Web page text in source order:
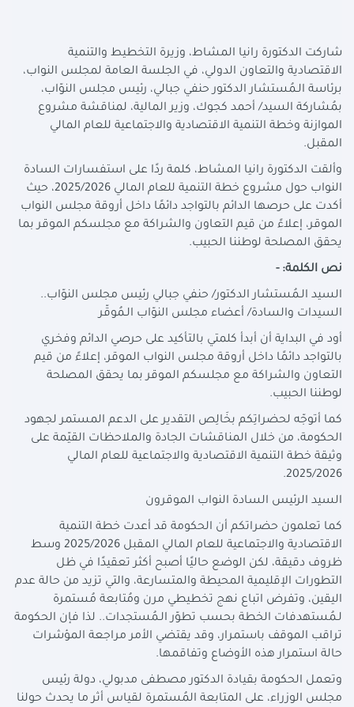
شاركت الدكتورة رانيا المشاط، وزيرة التخطيط والتنمية
الاقتصادية والتعاون الدولي، في الجلسة العامة لمجلس النواب،
برئاسة الـمُستشار الدكتور حنفي جبالي، رئيس مجلس النوّاب،
بمُشاركة السيد/ أحمد كجوك، وزير المالية، لمناقشة مشروع
الموازنة وخطة التنمية الاقتصادية والاجتماعية للعام المالي
المقبل.
وألقت الدكتورة رانيا المشاط، كلمة ردًا على استفسارات السادة
النواب حول مشروع خطة التنمية للعام المالي 2025/2026، حيث
أكدت على حرصها الدائم بالتواجد دائمًا داخل أروقة مجلس النواب
الموقر، إعلاءً من قيم التعاون والشراكة مع مجلسكم الموقر بما
يحقق المصلحة لوطننا الحبيب.
نص الكلمة: -
السيد الـمُستشار الدكتور/ حنفي جبالي رئيس مجلس النوّاب..
السيدات والسادة/ أعضاء مجلس النوّاب الـمُوقّر
أود في البداية أن أبدأ كلمتي بالتأكيد على حرصي الدائم وفخري
بالتواجد دائمًا داخل أروقة مجلس النواب الموقر، إعلاءً من قيم
التعاون والشراكة مع مجلسكم الموقر بما يحقق المصلحة
لوطننا الحبيب.
كما أتوجّه لحضراتِكم بخَالِص التقدير على الدعم المستمر لجهود
الحكومة، من خلال المناقشات الجادة والملاحظات القيّمة على
وثيقة خطة التنمية الاقتصادية والاجتماعية للعام المالي
2025/2026.
السيد الرئيس السادة النواب الموقرون
كما تعلمون حضراتكم أن الحكومة قد أعدت خطة التنمية
الاقتصادية والاجتماعية للعام المالي المقبل 2025/2026 وسط
ظروف دقيقة، لكن الوضع حاليًا أصبح أكثر تعقيدًا في ظل
التطورات الإقليمية المحيطة والمتسارعة، والتي تزيد من حالة عدم
اليقين، وتفرض اتباع نهج تخطيطي مرن ومُتابعة مُستمرة
لـمُستهدفات الخطة بحسب تطوّر الـمُستجدات.. لذا فإن الحكومة
تراقب الموقف باستمرار، وقد يقتضي الأمر مراجعة المؤشرات
حالة استمرار هذه الأوضاع وتفاقمها.
وتعمل الحكومة بقيادة الدكتور مصطفى مدبولي، دولة رئيس
مجلس الوزراء، على المتابعة المُستمرة لقياس أثر ما يحدث حولنا